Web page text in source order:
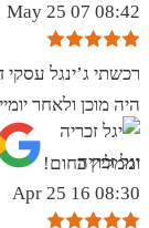
08:42 07 May 25
רכשתי ג’ינגל
היה מוכן ולאחר
וממליץ בחום!
יגל זכריה
08:30 16 Apr 25